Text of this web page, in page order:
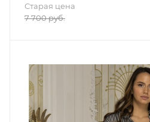
Старая цена
7 700руб.